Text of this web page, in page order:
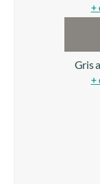
+
Gris
+